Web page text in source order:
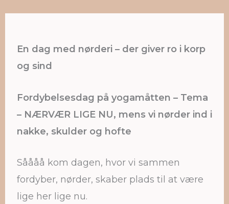
En dag med nørderi – der giver ro i korp
og sind
Fordybelsesdag på yogamåtten – Tema
– NÆRVÆR LIGE NU, mens vi nørder ind i
nakke, skulder og hofte
Såååå kom dagen, hvor vi sammen
fordyber, nørder, skaber plads til at være
lige her lige nu.